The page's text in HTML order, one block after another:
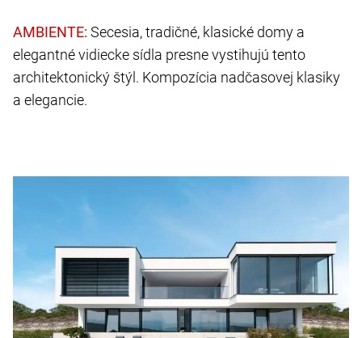
Secesia, tradičné, klasické domy a
elegantné vidiecke sídla presne vystihujú tento
architektonický štýl. Kompozícia nadčasovej klasiky
a elegancie.